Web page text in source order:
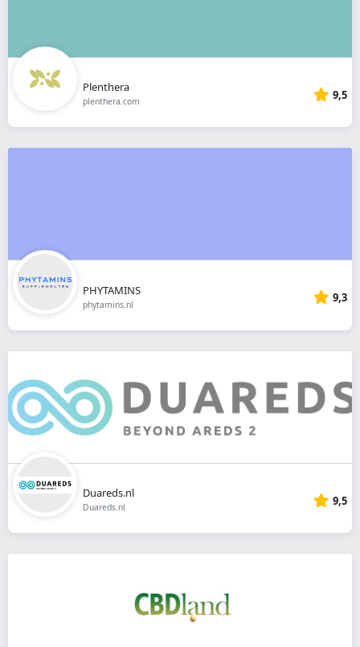
Plenthera
plenthera.com 9,5
PHYTAMINS
phytamins.nl 9,3
Duareds.nl
Duareds.nl 9,5